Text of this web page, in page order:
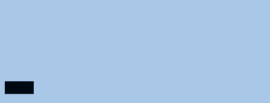
DoubleTrouble